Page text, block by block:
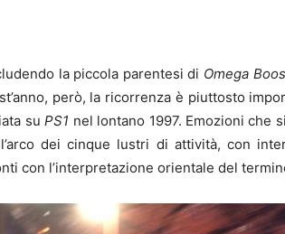
la piccola parentesi di Omega
però, la ricorrenza è piuttosto
suPS1 nel lontano 1997. Emozioni che
dei cinque lustri di attività, con
con l’interpretazione orientale del